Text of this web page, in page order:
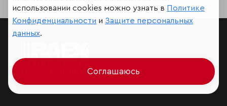
Мир сквозь призму рейтингов
использовании cookies можно узнать в Политике
Конфиденциальности и Защите персональных
данных.
Соглашаюсь